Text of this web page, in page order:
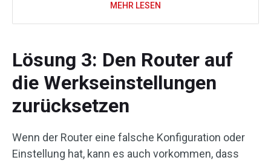
MEHR LESEN
Lösung 3: Den Router auf
die Werkseinstellungen
zurücksetzen
Wenn der Router eine falsche Konfiguration oder
Einstellung hat, kann es auch vorkommen, dass